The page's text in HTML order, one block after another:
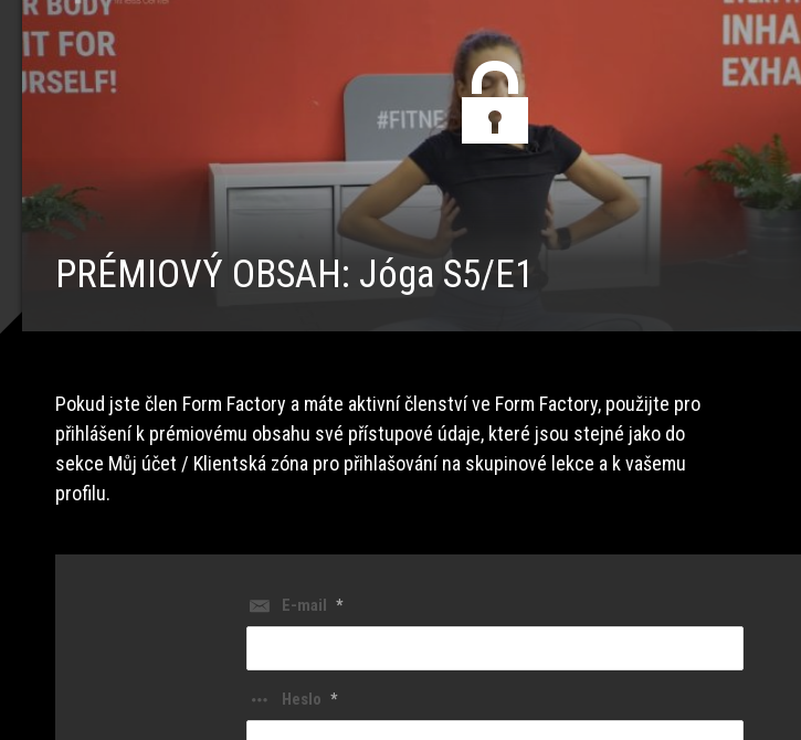
PRÉMIOVÝ OBSAH: Jóga S5/E1
Pokud jste člen Form Factory a máte aktivní členství ve Form Factory, použijte pro
přihlášení k prémiovému obsahu své přístupové údaje, které jsou stejné jako do
sekce Můj účet / Klientská zóna pro přihlašování na skupinové lekce a k vašemu
profilu.
E-mail *
Heslo *